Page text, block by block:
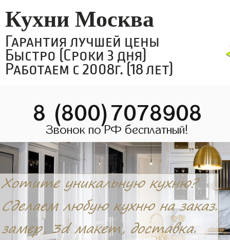
Кухни Москва
Гарантия лучшей цены
Быстро (Сроки 3 дня)
Работаем с 2008г. (18 лет)
8 (800)7078908
Звонок по РФ бесплатный!